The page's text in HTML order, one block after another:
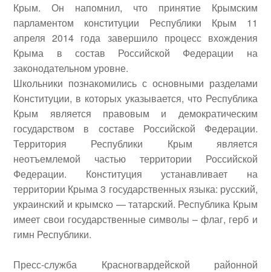
Крым. Он напомнил, что принятие Крымским
парламентом конституции Республики Крым 11
апреля 2014 года завершило процесс вхождения
Крыма в состав Российской Федерации на
законодательном уровне.
Школьники познакомились с основными разделами
Конституции, в которых указывается, что Республика
Крым является правовым и демократическим
государством в составе Российской Федерации.
Территория Республики Крым является
неотъемлемой частью территории Российской
Федерации. Конституция устанавливает на
территории Крыма 3 государственных языка: русский,
украинский и крымско — татарский. Республика Крым
имеет свои государственные символы – флаг, герб и
гимн Республики.
Пресс-служба Красногвардейской районной